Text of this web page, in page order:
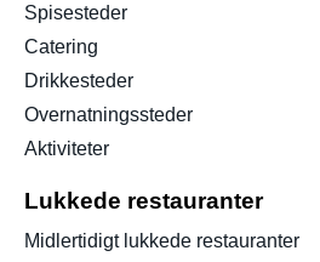
Spisesteder
Catering
Drikkesteder
Overnatningssteder
Aktiviteter
Lukkede restauranter
Midlertidigt lukkede restauranter